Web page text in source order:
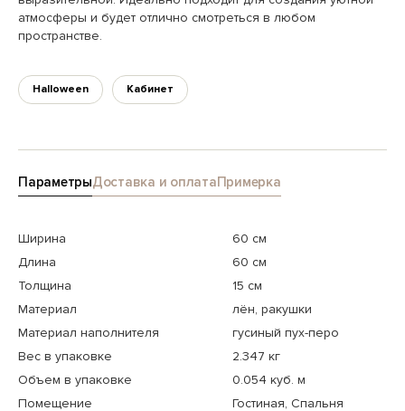
атмосферы и будет отлично смотреться в любом
пространстве.
Halloween Кабинет
ПараметрыДоставка и оплатаПримерка
Ширина
60 см
Длина
60 см
Толщина
15 см
Материал
лён, ракушки
Материал наполнителя
гусиный пух-перо
Вес в упаковке
2.347 кг
Объем в упаковке
0.054 куб. м
Помещение
Гостиная, Спальня